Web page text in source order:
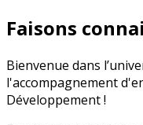
Faisons
Bienvenue dans
l'accompagnement
Développement !